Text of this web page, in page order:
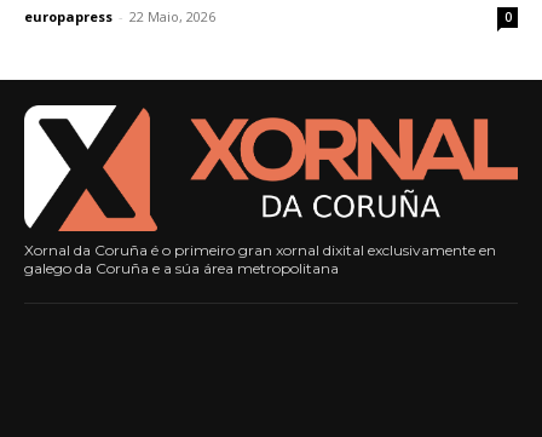
europapress - 22 Maio, 2026 0
Xornal da Coruña é o primeiro gran xornal dixital exclusivamente en
galego da Coruña e a súa área metropolitana